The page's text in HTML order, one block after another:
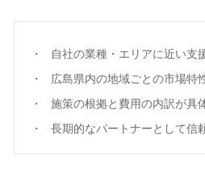
自社の業種・エリアに近い支
広島県内の地域ごとの市場特
施策の根拠と費用の内訳が具
長期的なパートナーとして信